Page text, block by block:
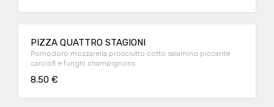
PIZZA QUATTRO STAGIONI
Pomodoro mozzarella prosciutto cotto salamino piccante
carciofi e funghi champignons
8.50 €